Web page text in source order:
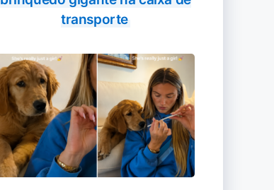
transporte